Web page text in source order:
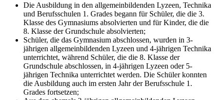
Die Ausbildung in den allgemeinbildenden Lyzeen, Technika
und Berufsschulen 1. Grades begann für Schüler, die die 3.
Klasse des Gymnasiums absolvierten und für Kinder, die die
8. Klasse der Grundschule absolvierten;
Schüler, die das Gymnasium abschlossen, wurden in 3-
jährigen allgemeinbildenden Lyzeen und 4-jährigen Technika
unterrichtet, während Schüler, die die 8. Klasse der
Grundschule abschlossen, in 4-jährigen Lyzeen oder 5-
jährigen Technika unterrichtet werden. Die Schüler konnten
die Ausbildung auch im ersten Jahr der Berufsschule 1.
Grades fortsetzen;